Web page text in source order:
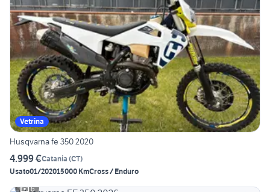
Vetrina
Husqvarna fe 350 2020
4.999 €Catania (CT)
Usato01/202015000 KmCross / Enduro
6